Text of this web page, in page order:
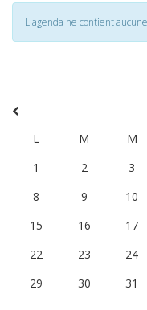
L'agenda ne contient
L M M
1
2 3
8
9 10
15
16 17
22
23 24
29
30 31